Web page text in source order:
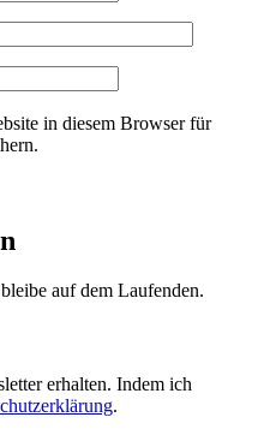
in diesem Browser für
auf dem Laufenden.
erhalten. Indem ich
.